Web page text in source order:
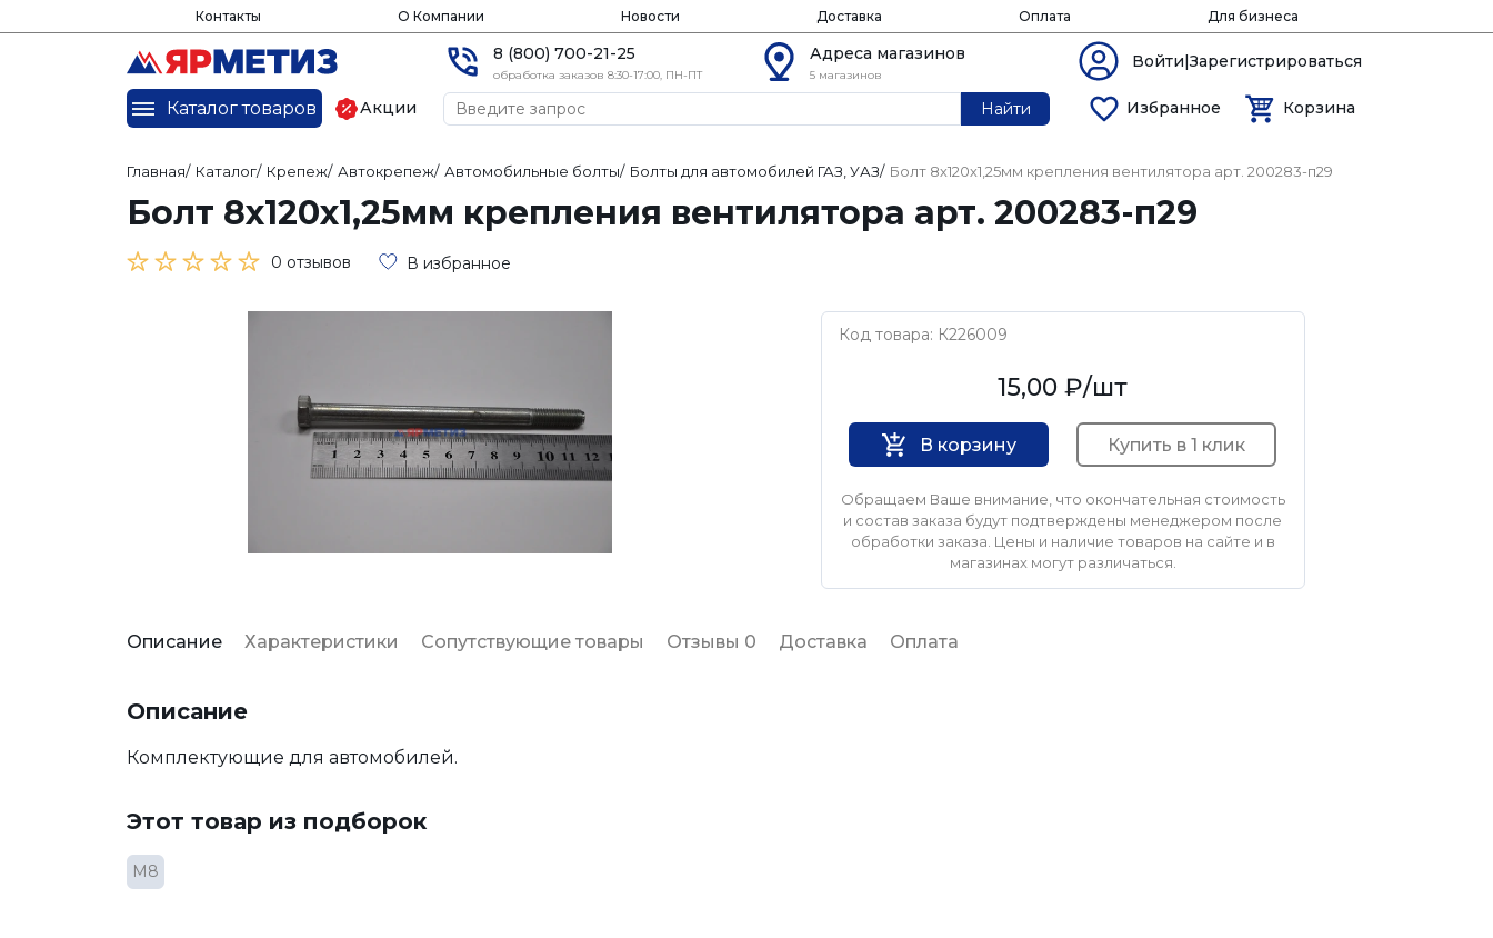
Контакты О Компании Новости Доставка Оплата Для бизнеса
8 (800) 700-21-25
обработка заказов 8:30-17:00, ПН-ПТ
Адреса магазинов
5 магазинов
Войти|Зарегистрироваться
Каталог товаров Акции Найти Избранное Корзина
Главная/ Каталог/ Крепеж/ Автокрепеж/ Автомобильные болты/ Болты для автомобилей ГАЗ, УАЗ/ Болт 8х120х1,25мм крепления вентилятора арт. 200283-п29
Болт 8х120х1,25мм крепления вентилятора арт. 200283-п29
0 отзывов В избранное
Код товара: К226009
15,00 ₽/шт
В корзину Купить в 1 клик
Обращаем Ваше внимание, что окончательная стоимость
и состав заказа будут подтверждены менеджером после
обработки заказа. Цены и наличие товаров на сайте и в
магазинах могут различаться.
Описание Характеристики Сопутствующие товары Отзывы 0 Доставка Оплата
Описание
Комплектующие для автомобилей.
Этот товар из подборок
М8